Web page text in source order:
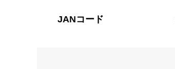
JANコード